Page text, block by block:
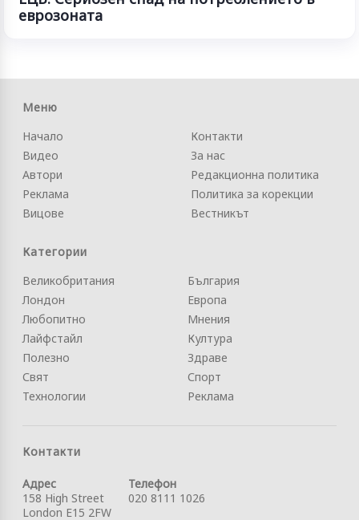
еврозоната
Меню
Начало
Видео
Автори
Реклама
Вицове
Контакти
За нас
Редакционна политика
Политика за корекции
Вестникът
Категории
Великобритания
Лондон
Любопитно
Лайфстайл
Полезно
Свят
Технологии
България
Европа
Мнения
Култура
Здраве
Спорт
Реклама
Контакти
Адрес
158 High Street
London E15 2FW
Телефон
020 8111 1026